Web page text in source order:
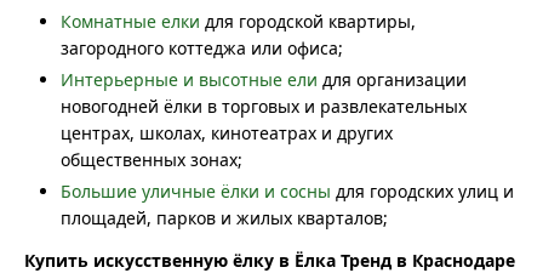
Комнатные елки для городской квартиры,
загородного коттеджа или офиса;
Интерьерные и высотные ели для организации
новогодней ёлки в торговых и развлекательных
центрах, школах, кинотеатрах и других
общественных зонах;
Большие уличные ёлки и сосны для городских улиц и
площадей, парков и жилых кварталов;
Купить искусственную ёлку в Ёлка Тренд в Краснодаре